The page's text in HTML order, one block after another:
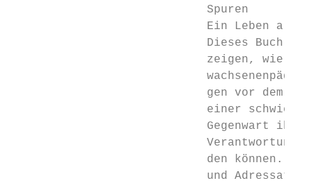
                            Spuren
Ein Leben als
Dieses Buch
zeigen, wie
gen vor dem
einer
Gegenwart
Verantwortung
den können.
und